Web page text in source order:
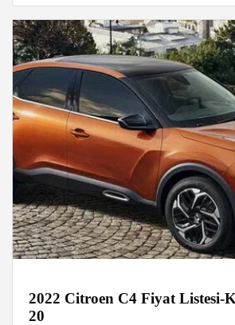
2022 Citroen C4 Fiyat Listesi-
20